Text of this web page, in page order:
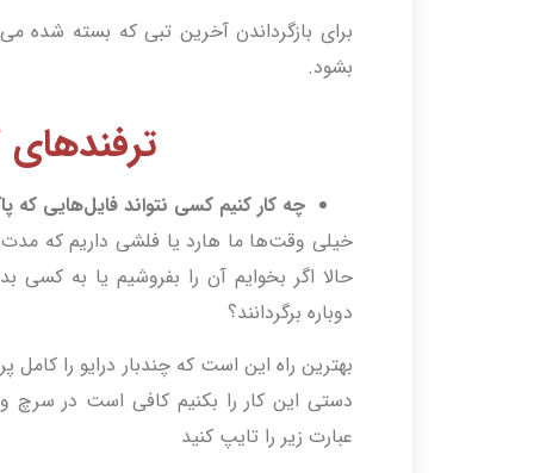
بشود.
ترفندهای
چه کار کنیم کسی نتواند فایل‌هایی که
خیلی وقت‌ها ما هارد یا فلشی داریم که
حالا اگر بخوایم آن را بفروشیم یا به کسی
دوباره برگردانند؟
بهترین راه این است که چندبار درایو را
عبارت زیر را تایپ کنید